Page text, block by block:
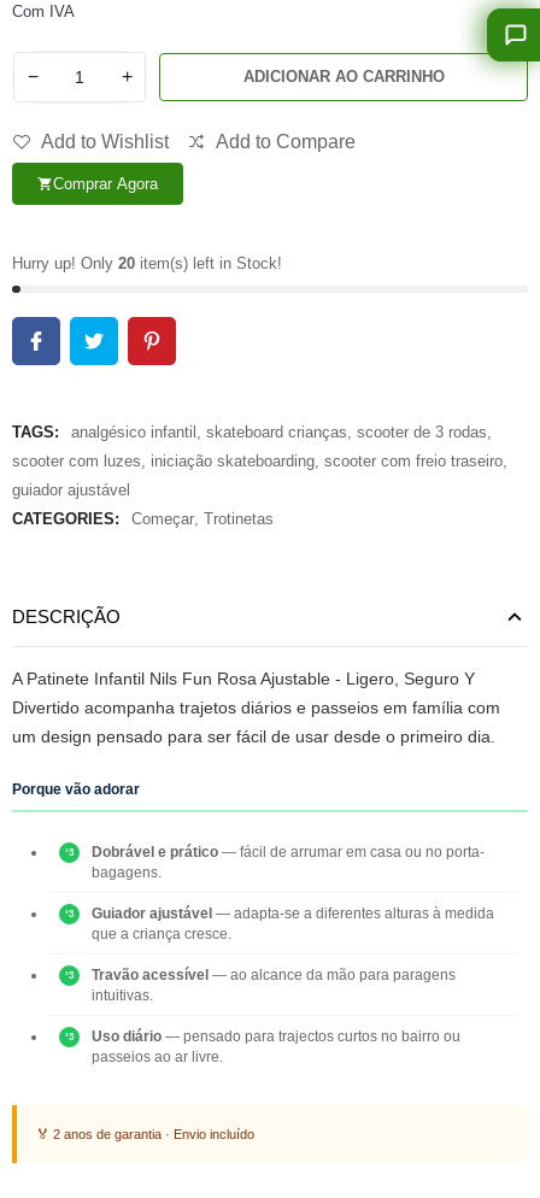
Com IVA
− + ADICIONAR AO CARRINHO
Add to Wishlist Add to Compare
shopping_cartComprar Agora
Hurry up! Only 20 item(s) left in Stock!
TAGS: analgésico infantil skateboard crianças scooter de 3 rodas
scooter com luzes
iniciação skateboarding scooter com freio traseiro
guiador ajustável
CATEGORIES:
Começar Trotinetas
DESCRIÇÃO
A Patinete Infantil Nils Fun Rosa Ajustable - Ligero, Seguro Y
Divertido acompanha trajetos diários e passeios em família com
um design pensado para ser fácil de usar desde o primeiro dia.
Porque vão adorar
Dobrável e prático — fácil de arrumar em casa ou no porta-
bagagens.
Guiador ajustável — adapta-se a diferentes alturas à medida
que a criança cresce.
Travão acessível — ao alcance da mão para paragens
intuitivas.
Uso diário — pensado para trajectos curtos no bairro ou
passeios ao ar livre.
🏅 2 anos de garantia · Envio incluído